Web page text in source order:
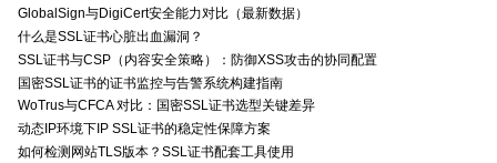
GlobalSign与DigiCert安全能力对比（最新数据）
什么是SSL证书心脏出血漏洞？
SSL证书与CSP（内容安全策略）：防御XSS攻击的协同配置
国密SSL证书的证书监控与告警系统构建指南
WoTrus与CFCA 对比：国密SSL证书选型关键差异
动态IP环境下IP SSL证书的稳定性保障方案
如何检测网站TLS版本？SSL证书配套工具使用